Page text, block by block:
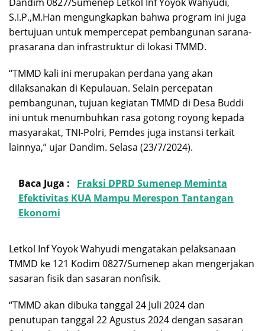
S.I.P.,M.Han mengungkapkan bahwa program ini juga
bertujuan untuk mempercepat pembangunan sarana-
prasarana dan infrastruktur di lokasi TMMD.
“TMMD kali ini merupakan perdana yang akan
dilaksanakan di Kepulauan. Selain percepatan
pembangunan, tujuan kegiatan TMMD di Desa Buddi
ini untuk menumbuhkan rasa gotong royong kepada
masyarakat, TNI-Polri, Pemdes juga instansi terkait
lainnya,” ujar Dandim. Selasa (23/7/2024).
Baca Juga :
Fraksi DPRD Sumenep Meminta
Efektivitas KUA Mampu Merespon Tantangan
Ekonomi
Letkol Inf Yoyok Wahyudi mengatakan pelaksanaan
TMMD ke 121 Kodim 0827/Sumenep akan mengerjakan
sasaran fisik dan sasaran nonfisik.
“TMMD akan dibuka tanggal 24 Juli 2024 dan
penutupan tanggal 22 Agustus 2024 dengan sasaran